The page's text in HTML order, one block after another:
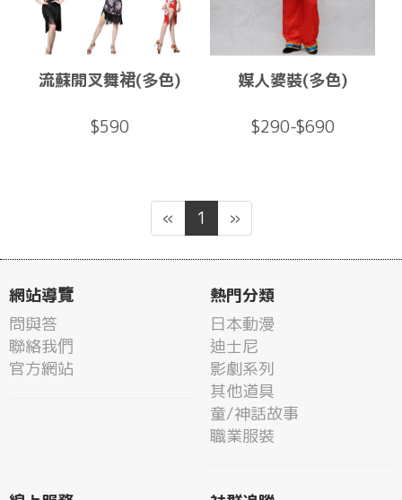
流蘇開叉舞裙(多色)
$590
媒人婆裝(多色)
$290-$690
« 1 »
網站導覽
問與答
聯絡我們
官方網站
熱門分類
日本動漫
迪士尼
影劇系列
其他道具
童/神話故事
職業服裝